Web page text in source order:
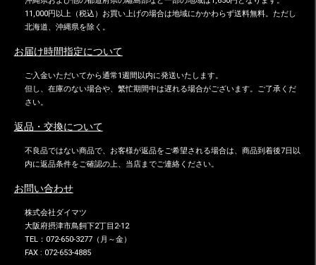
11,000円以上（税込）お買い上げの場合は地域にかかわらず送料無料。ただし
北海道、沖縄県を除く。
お届け時間指定について
ご入金いただいてから通常1週間以内に発送いたします。
但し、在庫のない場合や、繁忙期間中は遅れる場合がございます。ご了承くだ
さい。
返品・交換について
不良品ではない商品で、お客様が返品をご希望される場合は、商品到着後7日以
内に返品条件をご確認の上、当店までご連絡ください。
お問い合わせ
株式会社ダイマツ
大阪府摂津市鳥飼下2丁目2-12
TEL：072-650-3277（月～金）
FAX : 072-653-4885